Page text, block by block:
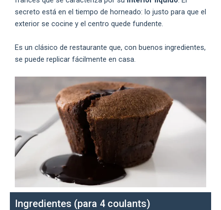
secreto está en el tiempo de horneado: lo justo para que el
exterior se cocine y el centro quede fundente.
Es un clásico de restaurante que, con buenos ingredientes,
se puede replicar fácilmente en casa.
Ingredientes (para 4 coulants)